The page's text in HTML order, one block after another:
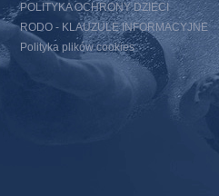
POLITYKA OCHRONY DZIECI
RODO - KLAUZULE INFORMACYJNE
Polityka plików cookies